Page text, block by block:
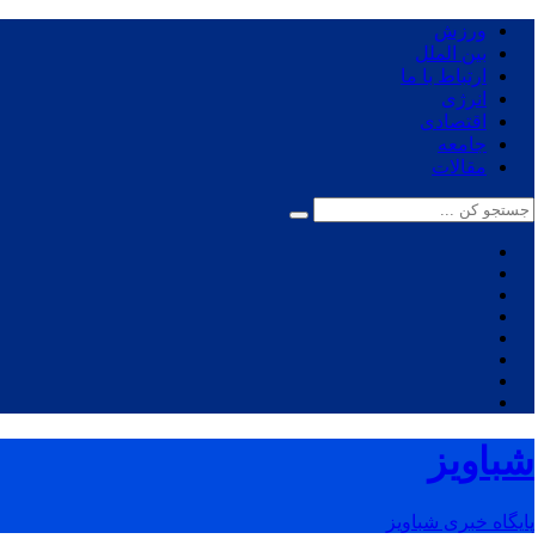
ورزش
بین الملل
ارتباط با ما
انرژی
اقتصادی
جامعه
مقالات
شباویز
پایگاه خبری شباویز